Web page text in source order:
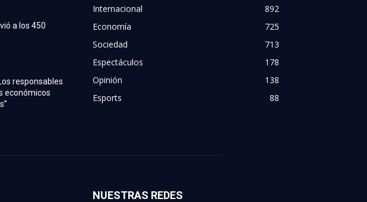
a los 450
responsables
económicos
Internacional
892
Economía
725
Sociedad
713
Espectáculos
178
Opinión
138
Esports
88
NUESTRAS REDES